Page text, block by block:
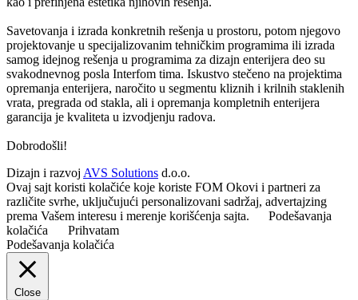
Savetovanja i izrada konkretnih rešenja u prostoru, potom njegovo
projektovanje u specijalizovanim tehničkim programima ili izrada
samog idejnog rešenja u programima za dizajn enterijera deo su
svakodnevnog posla Interfom tima. Iskustvo stečeno na projektima
opremanja enterijera, naročito u segmentu kliznih i krilnih staklenih
vrata, pregrada od stakla, ali i opremanja kompletnih enterijera
garancija je kvaliteta u izvodjenju radova.
Dobrodošli!
Dizajn i razvoj AVS Solutions d.o.o.
Ovaj sajt koristi kolačiće koje koriste FOM Okovi i partneri za
različite svrhe, uključujući personalizovani sadržaj, advertajzing
prema Vašem interesu i merenje korišćenja sajta.
Podešavanja
kolačića
Prihvatam
Podešavanja kolačića
Close